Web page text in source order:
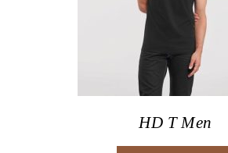
HD T Men